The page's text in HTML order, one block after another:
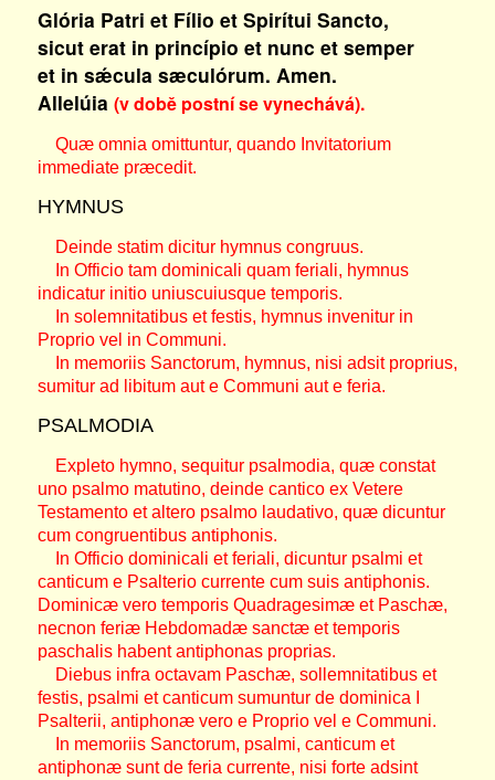
Glória Patri et Fílio et Spirítui Sancto,
sicut erat in princípio et nunc et semper
et in sǽcula sæculórum. Amen.
Allelúia (v době postní se vynechává).
Quæ omnia omittuntur, quando Invitatorium
immediate præcedit.
HYMNUS
Deinde statim dicitur hymnus congruus.
In Officio tam dominicali quam feriali, hymnus
indicatur initio uniuscuiusque temporis.
In solemnitatibus et festis, hymnus invenitur in
Proprio vel in Communi.
In memoriis Sanctorum, hymnus, nisi adsit proprius,
sumitur ad libitum aut e Communi aut e feria.
PSALMODIA
Expleto hymno, sequitur psalmodia, quæ constat
uno psalmo matutino, deinde cantico ex Vetere
Testamento et altero psalmo laudativo, quæ dicuntur
cum congruentibus antiphonis.
In Officio dominicali et feriali, dicuntur psalmi et
canticum e Psalterio currente cum suis antiphonis.
Dominicæ vero temporis Quadragesimæ et Paschæ,
necnon feriæ Hebdomadæ sanctæ et temporis
paschalis habent antiphonas proprias.
Diebus infra octavam Paschæ, sollemnitatibus et
festis, psalmi et canticum sumuntur de dominica I
Psalterii, antiphonæ vero e Proprio vel e Communi.
In memoriis Sanctorum, psalmi, canticum et
antiphonæ sunt de feria currente, nisi forte adsint